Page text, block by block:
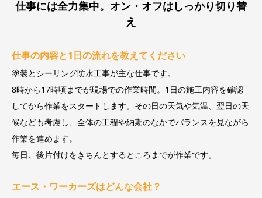
仕事には全力集中。オン・オフはしっかり切り替
え
仕事の内容と1日の流れを教えてください
塗装とシーリング防水工事が主な仕事です。
8時から17時頃までが現場での作業時間。1日の施工内容を確認
してから作業をスタートします。その日の天気や気温、翌日の天
候なども考慮し、全体の工程や納期のなかでバランスを見ながら
作業を進めます。
毎日、後片付けをきちんとするところまでが作業です。
エース・ワーカーズはどんな会社？